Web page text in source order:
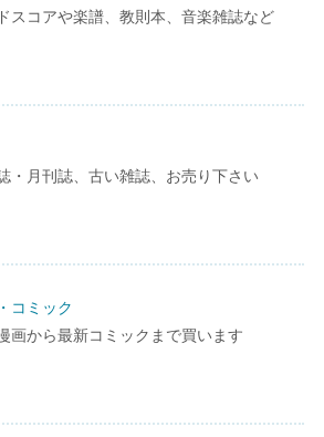
スコアや楽譜、教則本、音楽雑誌など
・月刊誌、古い雑誌、お売り下さい
コミック
画から最新コミックまで買います